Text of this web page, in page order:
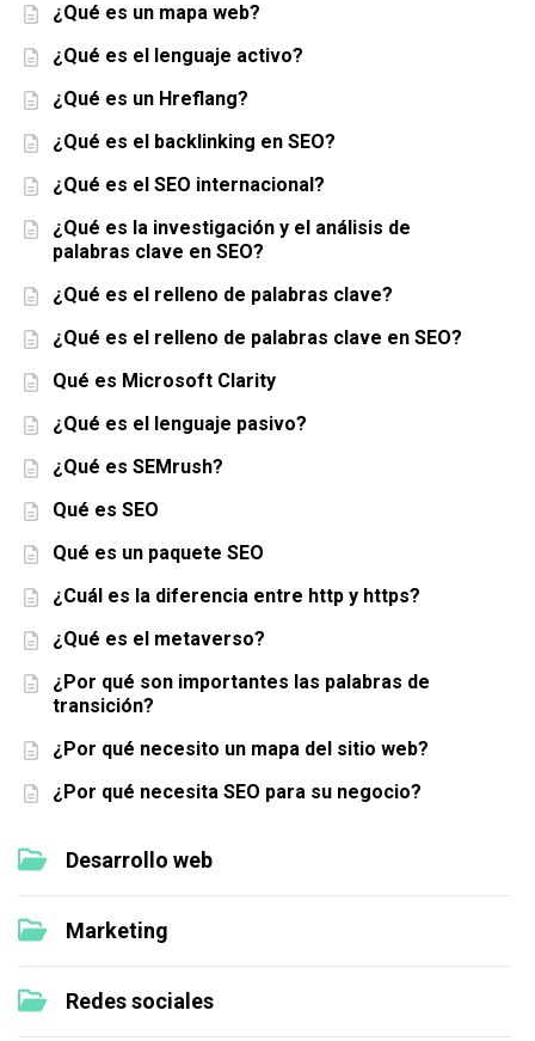
¿Qué es un mapa web?
¿Qué es el lenguaje activo?
¿Qué es un Hreflang?
¿Qué es el backlinking en SEO?
¿Qué es el SEO internacional?
¿Qué es la investigación y el análisis de
palabras clave en SEO?
¿Qué es el relleno de palabras clave?
¿Qué es el relleno de palabras clave en SEO?
Qué es Microsoft Clarity
¿Qué es el lenguaje pasivo?
¿Qué es SEMrush?
Qué es SEO
Qué es un paquete SEO
¿Cuál es la diferencia entre http y https?
¿Qué es el metaverso?
¿Por qué son importantes las palabras de
transición?
¿Por qué necesito un mapa del sitio web?
¿Por qué necesita SEO para su negocio?
Desarrollo web
Marketing
Redes sociales